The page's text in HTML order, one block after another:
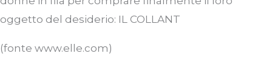
oggetto del desiderio: IL COLLANT
(fonte www.elle.com)